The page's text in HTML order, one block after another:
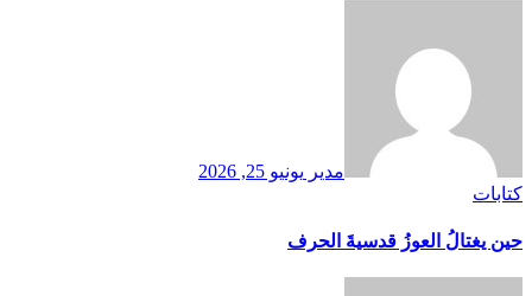
مدير يونيو 25, 2026
كتابات
حين يغتالُ العوزُ قدسيةَ الحرف